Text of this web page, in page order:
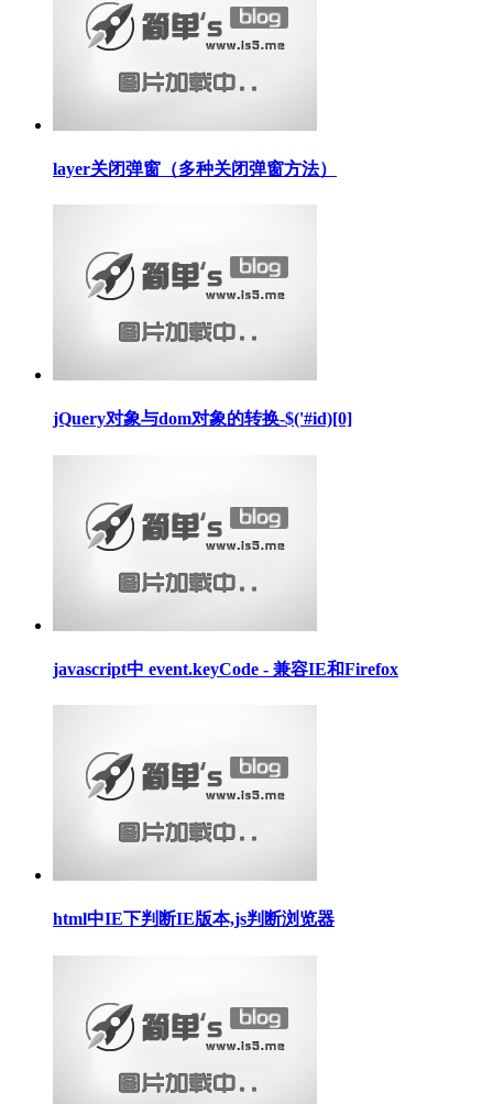
layer关闭弹窗（多种关闭弹窗方法）
jQuery对象与dom对象的转换-$('#id)[0]
javascript中 event.keyCode - 兼容IE和Firefox
html中IE下判断IE版本,js判断浏览器